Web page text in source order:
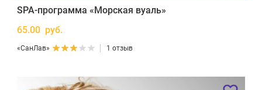
SPA-программа «Морская вуаль»
65.00 руб.
«СанЛав» 1 отзыв